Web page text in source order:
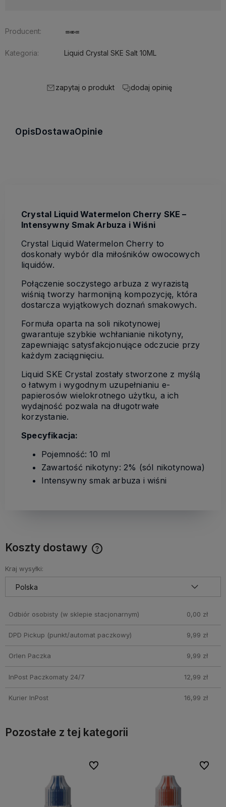
Producent:
Kategoria: Liquid Crystal SKE Salt 10ML
zapytaj o produkt dodaj opinię
Opis DostawaOpinie
Crystal Liquid Watermelon Cherry SKE –
Intensywny Smak Arbuza i Wiśni
Crystal Liquid Watermelon Cherry to
doskonały wybór dla miłośników owocowych
liquidów.
Połączenie soczystego arbuza z wyrazistą
wiśnią tworzy harmonijną kompozycję, która
dostarcza wyjątkowych doznań smakowych.
Formuła oparta na soli nikotynowej
gwarantuje szybkie wchłanianie nikotyny,
zapewniając satysfakcjonujące odczucie przy
każdym zaciągnięciu.
Liquid SKE Crystal zostały stworzone z myślą
o łatwym i wygodnym uzupełnianiu e-
papierosów wielokrotnego użytku, a ich
wydajność pozwala na długotrwałe
korzystanie.
Specyfikacja:
Pojemność: 10 ml
Zawartość nikotyny: 2% (sól nikotynowa)
Intensywny smak arbuza i wiśni
Koszty dostawy
Kraj wysyłki:
Odbiór osobisty(w sklepie stacjonarnym) 0,00 zł
DPD Pickup (punkt/automat paczkowy) 9,99 zł
Orlen Paczka 9,99 zł
InPost Paczkomaty 24/7 12,99 zł
Kurier InPost 16,99 zł
Pozostałe z tej kategorii
Do ulubionych
Do ulubionych Do
Do